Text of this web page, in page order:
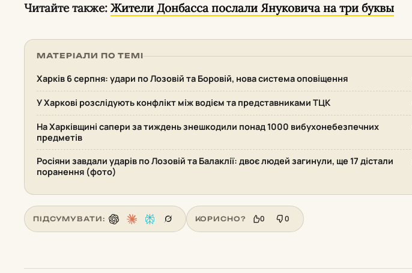
Читайте также: Жители Донбасса послали Януковича на три буквы
МАТЕРІАЛИ ПО ТЕМІ
Харків 6 серпня: удари по Лозовій та Боровій, нова система оповіщення
У Харкові розслідують конфлікт між водієм та представниками ТЦК
На Харківщині сапери за тиждень знешкодили понад 1000 вибухонебезпечних
предметів
Росіяни завдали ударів по Лозовій та Балаклії: двоє людей загинули, ще 17 дістали
поранення (фото)
ПІДСУМУВАТИ: КОРИСНО? 0 0